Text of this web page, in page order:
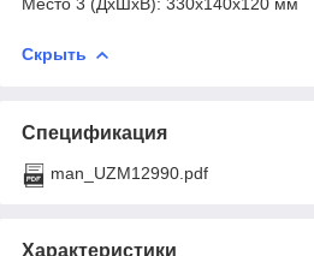
Скрыть
Спецификация
man_UZM12990.pdf
Характеристики